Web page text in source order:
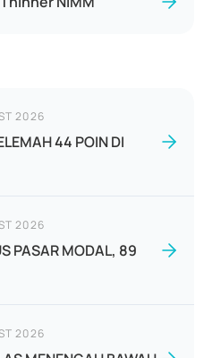
2026
44 POIN DI
2026
PASAR MODAL, 89
2026